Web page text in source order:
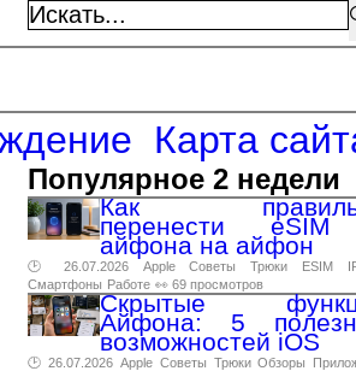
Карта
Популярное 2 недели
Как
перенести
айфона на айфон
🕑 26.07.2026 Apple Советы Трюки ESIM
Смартфоны Работе 👀 69 просмотров
Скрытые
Айфона: 5
возможностей iOS
🕑 26.07.2026 Apple Советы Трюки Обзоры